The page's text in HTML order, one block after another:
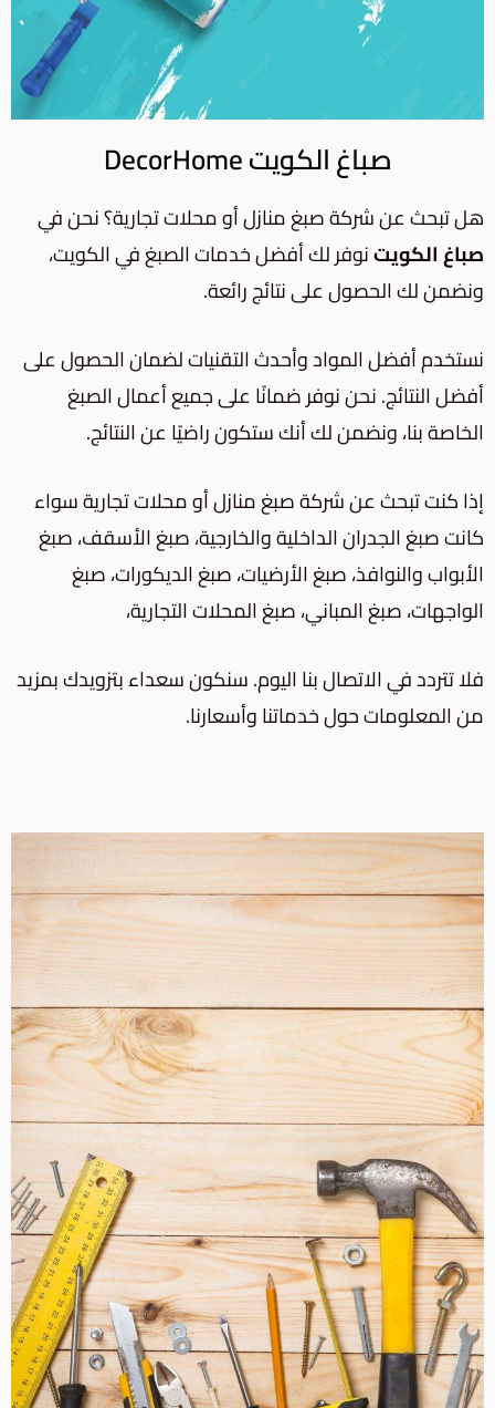
صباغ الكويت DecorHome
هل تبحث عن شركة صبغ منازل أو محلات تجارية؟ نحن في
صباغ الكويتنوفر لك أفضل خدمات الصبغ في الكويت،
ونضمن لك الحصول على نتائج رائعة.
نستخدم أفضل المواد وأحدث التقنيات لضمان الحصول على
أفضل النتائج. نحن نوفر ضمانًا على جميع أعمال الصبغ
الخاصة بنا، ونضمن لك أنك ستكون راضيًا عن النتائج.
إذا كنت تبحث عن شركة صبغ منازل أو محلات تجارية سواء
كانتصبغ الجدران الداخلية والخارجية،صبغ الأسقف، صبغ
الأبواب والنوافذ، صبغ الأرضيات، صبغ الديكورات، صبغ
الواجهات، صبغ المباني،صبغ المحلات التجارية،
فلا تتردد في الاتصال بنا اليوم. سنكون سعداء بتزويدك بمزيد
من المعلومات حول خدماتنا وأسعارنا.